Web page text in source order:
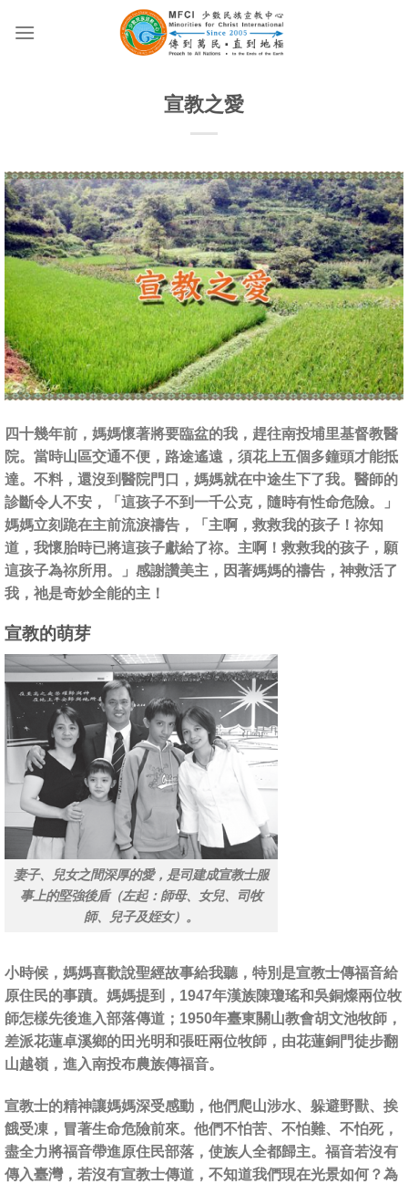
宣教之愛
四十幾年前，媽媽懷著將要臨盆的我，趕往南投埔里基督教醫
院。當時山區交通不便，路途遙遠，須花上五個多鐘頭才能抵
達。不料，還沒到醫院門口，媽媽就在中途生下了我。醫師的
診斷令人不安，「這孩子不到一千公克，隨時有性命危險。」
媽媽立刻跪在主前流淚禱告，「主啊，救救我的孩子！祢知
道，我懷胎時已將這孩子獻給了祢。主啊！救救我的孩子，願
這孩子為祢所用。」感謝讚美主，因著媽媽的禱告，神救活了
我，祂是奇妙全能的主！
宣教的萌芽
妻子、兒女之間深厚的愛，是司建成宣教士服
事上的堅強後盾（左起：師母、女兒、司牧
師、兒子及姪女）。
小時候，媽媽喜歡說聖經故事給我聽，特別是宣教士傳福音給
原住民的事蹟。媽媽提到，1947年漢族陳瓊瑤和吳銅燦兩位牧
師怎樣先後進入部落傳道；1950年臺東關山教會胡文池牧師，
差派花蓮卓溪鄉的田光明和張旺兩位牧師，由花蓮銅門徒步翻
山越嶺，進入南投布農族傳福音。
宣教士的精神讓媽媽深受感動，他們爬山涉水、躲避野獸、挨
餓受凍，冒著生命危險前來。他們不怕苦、不怕難、不怕死，
盡全力將福音帶進原住民部落，使族人全都歸主。福音若沒有
傳入臺灣，若沒有宣教士傳道，不知道我們現在光景如何？為